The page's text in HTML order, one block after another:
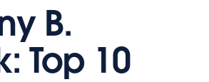
B.
Top 10